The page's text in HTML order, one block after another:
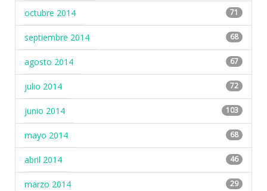
octubre 2014 71
septiembre 2014 68
agosto 2014 67
julio 2014 72
junio 2014 103
mayo 2014 68
abril 2014 46
marzo 2014 29